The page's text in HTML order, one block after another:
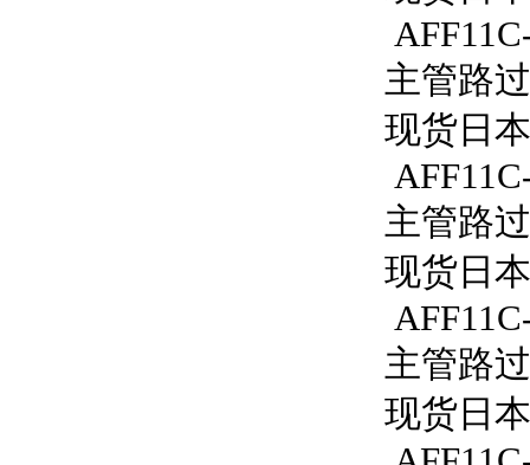
主管路
现货日
主管路
现货日
主管路
现货日